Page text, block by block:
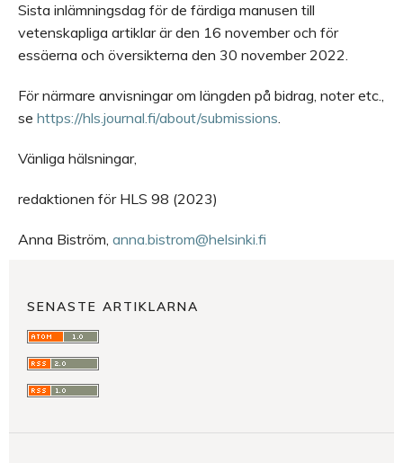
Sista inlämningsdag för de färdiga manusen till
vetenskapliga artiklar är den 16 november och för
essäerna och översikterna den 30 november 2022.
För närmare anvisningar om längden på bidrag, noter etc.,
se https://hls.journal.fi/about/submissions.
Vänliga hälsningar,
redaktionen för HLS 98 (2023)
Anna Biström, anna.bistrom@helsinki.fi
SENASTE ARTIKLARNA